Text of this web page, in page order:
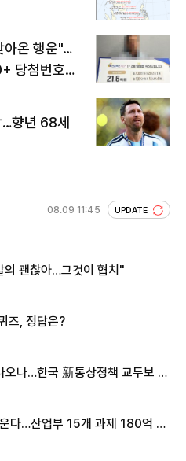
아온 행운"…
당첨번호조
향년 68세
08.09 11:45 UPDATE
괜찮아…그것이 협치"
즈, 정답은?
오나…한국 新통상정책 교두보 활
다…산업부 15개 과제 180억 지